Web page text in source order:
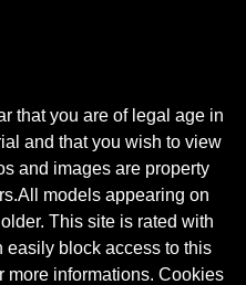
that you are of legal age in
and that you wish to view
and images are property
models appearing on
This site is rated with
easily block access to this
more informations. Cookies